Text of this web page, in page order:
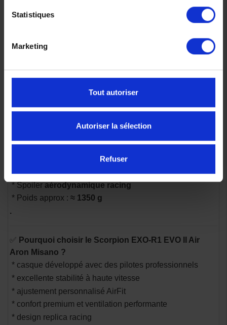
Statistiques
Marketing
Tout autoriser
Autoriser la sélection
Refuser
maintenir une sensation de fraîcheur
même lors d’une conduite sportive intensive
* CoqueUltra TCT™ composite multi-fibres
ECE 22.06
* BoucleDouble-D
* ÉcranMaxVision Pinlock inclus
* Ventilationmulticanaux
* Spoileraérodynamique racing
* Poids approx : ≈ 1350 g
.
✅ Pourquoi choisir le Scorpion EXO-R1 EVO II Air
Aron Misano ?
* casque développé avec des pilotes professionnels
* excellente stabilité à haute vitesse
* ajustement personnalisé AirFit
* confort premium et ventilation performante
* design replica racing